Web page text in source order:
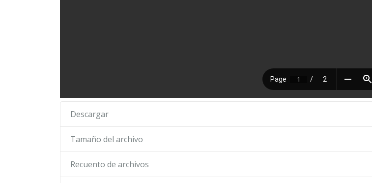
Descargar
Tamaño del archivo
Recuento de archivos